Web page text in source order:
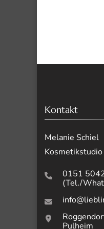
Kontakt
Melanie Schiel
0151
(Tel./
Pulheim